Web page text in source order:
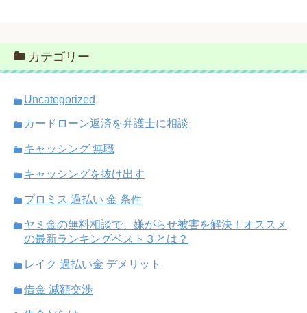
カテゴリー
Uncategorized
カードローン返済を弁護士に相談
キャッシング 無職
キャッシングを抜け出す
プロミス 過払い 金 条件
ヤミ金の無料相談で、嫌がらせ被害を解決！オススメ
の最新ランキングベスト３とは？
レイク 過払い金 デメリット
借金 減額交渉